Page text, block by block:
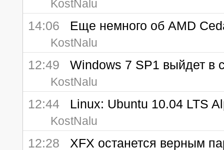
KostNalu
14:06 Еще немного об AMD
KostNalu
12:49 Windows 7 SP1 выйдет в
KostNalu
12:44 Linux: Ubuntu 10.04 LTS
KostNalu
12:28 XFX останется верным